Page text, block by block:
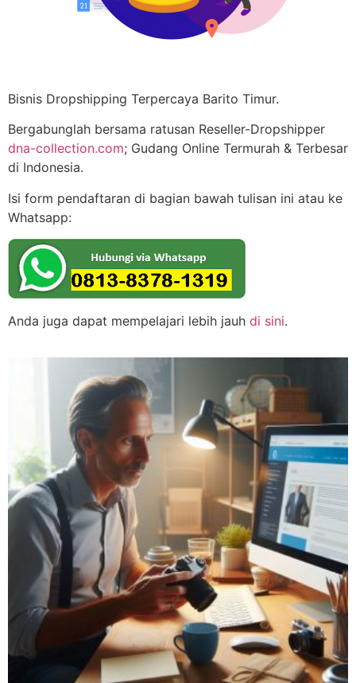
Bisnis Dropshipping Terpercaya Barito Timur.
Bergabunglah bersama ratusan Reseller-Dropshipper
dna-collection.com; Gudang Online Termurah & Terbesar
di Indonesia.
Isi form pendaftaran di bagian bawah tulisan ini atau ke
Whatsapp:
Anda juga dapat mempelajari lebih jauh di sini.